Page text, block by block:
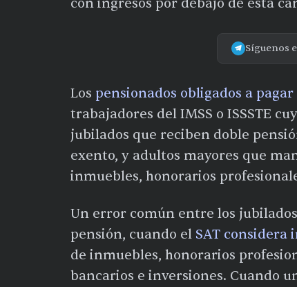
Síguenos
Los pensionados obligados a
trabajadores del IMSS o ISSSTE
jubilados que reciben doble
exento, y adultos mayores que
inmuebles, honorarios
Un error común entre los
pensión, cuando el SAT considera
de inmuebles, honorarios
bancarios e inversiones. Cuando